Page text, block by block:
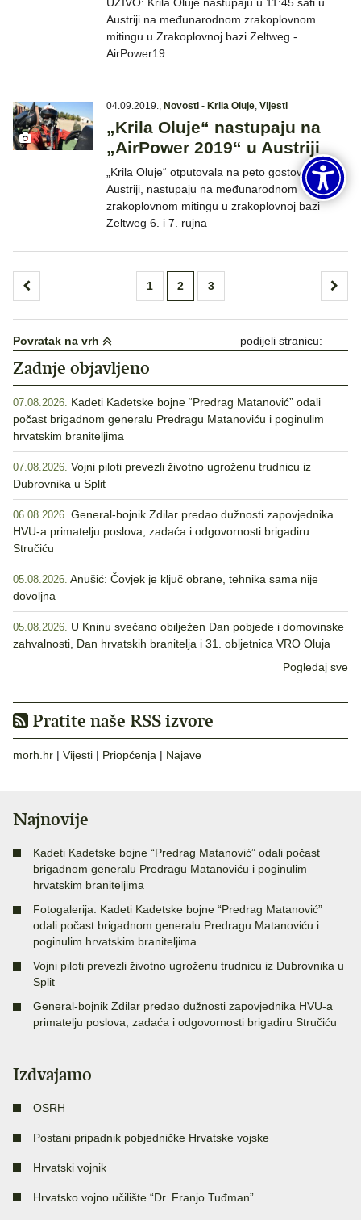
UŽIVO: Krila Oluje nastupaju u 11:45 sati u
Austriji na međunarodnom zrakoplovnom
mitingu u Zrakoplovnoj bazi Zeltweg -
AirPower19
04.09.2019., Novosti - Krila Oluje, Vijesti
„Krila Oluje“ nastupaju na
„AirPower 2019“ u Austriji
„Krila Oluje“ otputovala na peto gostovanje u
Austriji, nastupaju na međunarodnom
zrakoplovnom mitingu u zrakoplovnoj bazi
Zeltweg 6. i 7. rujna
Brojevi
objava
1 2 3
Povratak na vrh podijeli stranicu:
Zadnje objavljeno
07.08.2026. Kadeti Kadetske bojne “Predrag Matanović” odali
počast brigadnom generalu Predragu Matanoviću i poginulim
hrvatskim braniteljima
07.08.2026. Vojni piloti prevezli životno ugroženu trudnicu iz
Dubrovnika u Split
06.08.2026. General-bojnik Zdilar predao dužnosti zapovjednika
HVU-a primatelju poslova, zadaća i odgovornosti brigadiru
Stručiću
05.08.2026. Anušić: Čovjek je ključ obrane, tehnika sama nije
dovoljna
05.08.2026. U Kninu svečano obilježen Dan pobjede i domovinske
zahvalnosti, Dan hrvatskih branitelja i 31. obljetnica VRO Oluja
Pogledaj sve
Pratite naše RSS izvore
morh.hr | Vijesti | Priopćenja | Najave
Najnovije
Kadeti Kadetske bojne “Predrag Matanović” odali počast
brigadnom generalu Predragu Matanoviću i poginulim
hrvatskim braniteljima
Fotogalerija: Kadeti Kadetske bojne “Predrag Matanović”
odali počast brigadnom generalu Predragu Matanoviću i
poginulim hrvatskim braniteljima
Vojni piloti prevezli životno ugroženu trudnicu iz Dubrovnika u
Split
General-bojnik Zdilar predao dužnosti zapovjednika HVU-a
primatelju poslova, zadaća i odgovornosti brigadiru Stručiću
Izdvajamo
OSRH
Postani pripadnik pobjedničke Hrvatske vojske
Hrvatski vojnik
Hrvatsko vojno učilište “Dr. Franjo Tuđman”